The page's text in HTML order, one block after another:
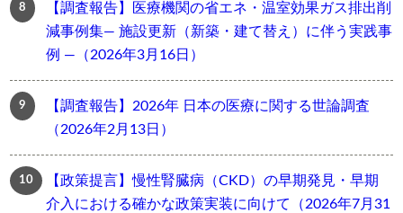
【調査報告】医療機関の省エネ・温室効果ガス排出削
減事例集― 施設更新（新築・建て替え）に伴う実践事
例 ―（2026年3月16日）
【調査報告】2026年 日本の医療に関する世論調査
（2026年2月13日）
【政策提言】慢性腎臓病（CKD）の早期発見・早期
介入における確かな政策実装に向けて（2026年7月31